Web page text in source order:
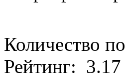
Количество
Рейтинг: 3.17